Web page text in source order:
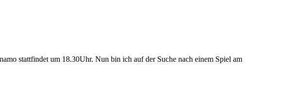
stattfindet um 18.30Uhr. Nun bin ich auf der Suche nach einem Spiel am